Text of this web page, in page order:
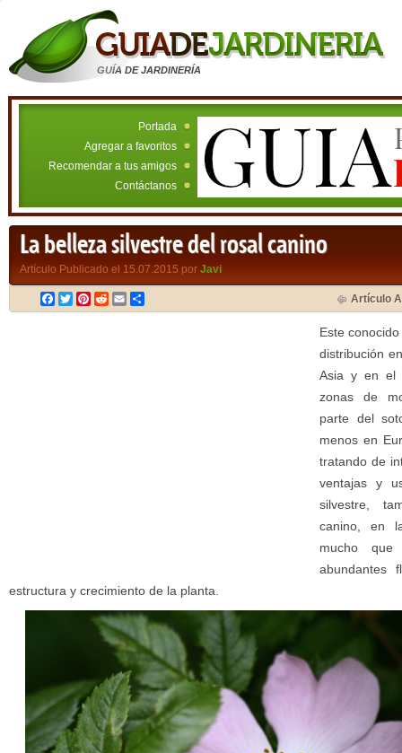
GUÍA DE JARDINERÍA
Portada
Agregar a favoritos
Recomendar a tus amigos
Contáctanos
La belleza silvestre del rosal canino
Artículo Publicado el 15.07.2015 por Javi
Facebook
TwitterPinterest
RedditEmail Artículo
Este
distribución
Asia y en el
zonas de
parte del
menos en
tratando de
ventajas y
silvestre,
canino, en
mucho
abundantes
estructura y crecimiento de la planta.